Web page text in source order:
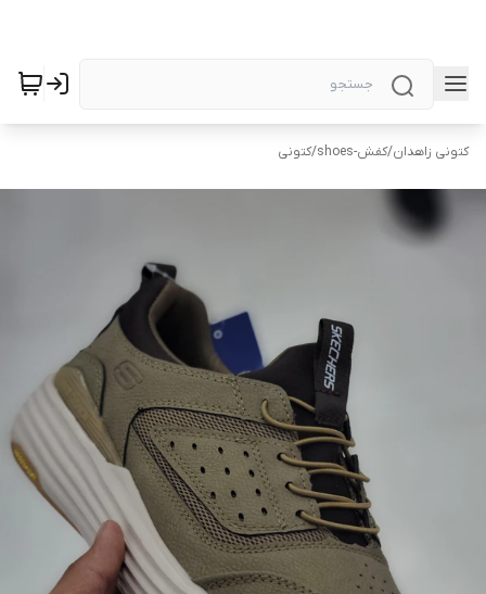
کتونی زاهدان/کفش-shoes /کتونی